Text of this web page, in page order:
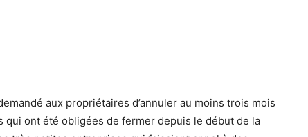
aux propriétaires d’annuler au moins trois mois
ont été obligées de fermer depuis le début de la